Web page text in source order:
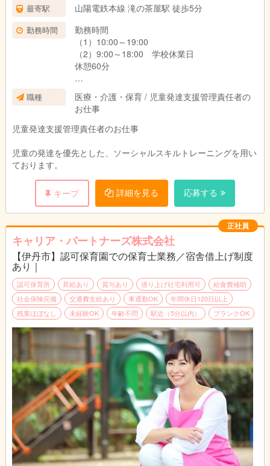
最寄駅 山陽電鉄本線 滝の茶屋駅 徒歩5分
勤務時間
勤務時間
（1）10:00～19:00
（2）9:00～18:00 学校休業日
休憩60分
営業時間
（1）13：30～17：30
（2）10：00～16：00 学校休業日
職種
医療・介護・保育 / 児童発達支援管理責任者の
お仕事
児童発達支援管理責任者のお仕事
児童の発達を優先とした、ソーシャルスキルトレーニングを用い
ております。
キープ 詳細を見る 応募する
正社員
キャリア・パートナーズ株式会社
【伊丹市】認可保育園での保育士業務／宿舎借上げ制度
あり｜
認可保育所 昇給あり 賞与あり 借り上げ社宅利用可
給食費補助
社会保険完備
交通費支給あり 車通勤OK
年間休日120日以上
残業ほぼなし
未経験OK 年齢不問 駅近（5分以内） ブランクOK